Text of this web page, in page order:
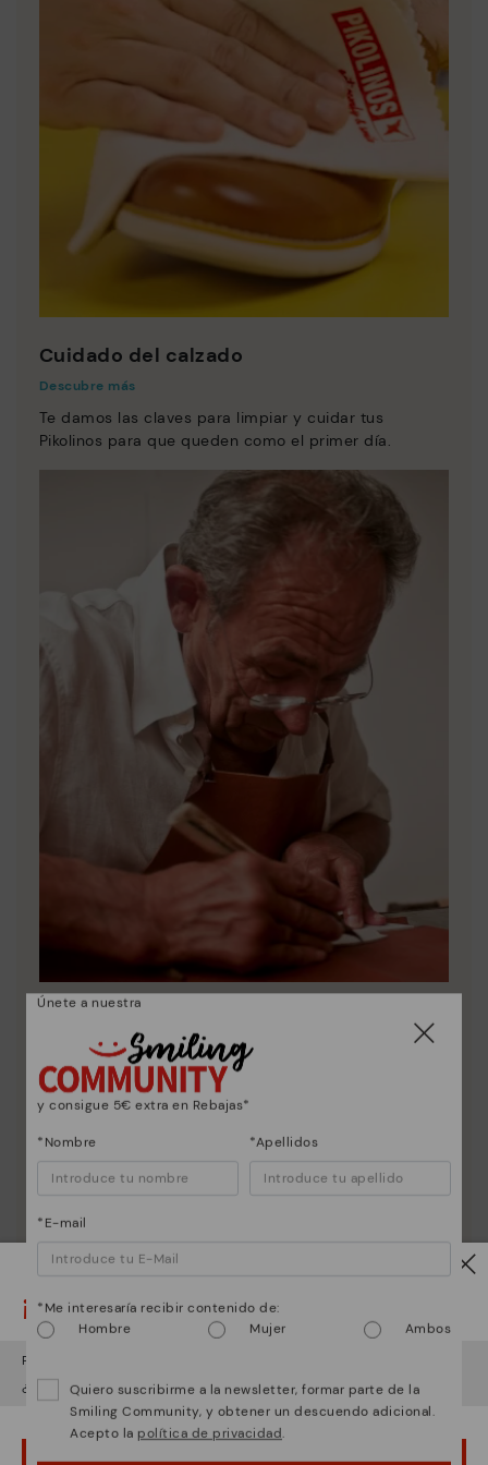
Cuidado del calzado
Descubre más
Te damos las claves para limpiar y cuidar tus
Pikolinos para que queden como el primer día.
Descubre más
Desde 1984 trabajamos para que cada zapato sea
único.
¡Ojo!
Parece que estás en
¿Quieres ir a la web deUSA?
Únete a nuestra
y consigue 5€ extra en Rebajas*
*Nombre *Apellidos
*E-mail
*Me interesaría recibir contenido de:
Hombre
Mujer Ambos
Quiero suscribirme a la newsletter, formar parte de la
Smiling Community, y obtener un descuendo adicional.
Acepto la política de privacidad.